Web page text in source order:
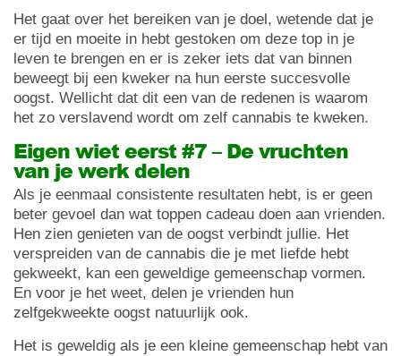
Het gaat over het bereiken van je doel, wetende dat je
er tijd en moeite in hebt gestoken om deze top in je
leven te brengen en er is zeker iets dat van binnen
beweegt bij een kweker na hun eerste succesvolle
oogst. Wellicht dat dit een van de redenen is waarom
het zo verslavend wordt om zelf cannabis te kweken.
Eigen wiet eerst #7 – De vruchten
van je werk delen
Als je eenmaal consistente resultaten hebt, is er geen
beter gevoel dan wat toppen cadeau doen aan vrienden.
Hen zien genieten van de oogst verbindt jullie. Het
verspreiden van de cannabis die je met liefde hebt
gekweekt, kan een geweldige gemeenschap vormen.
En voor je het weet, delen je vrienden hun
zelfgekweekte oogst natuurlijk ook.
Het is geweldig als je een kleine gemeenschap hebt van